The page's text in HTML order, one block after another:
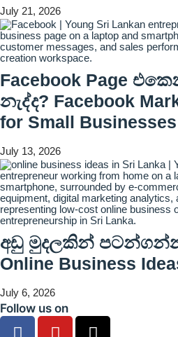
July 21, 2026
Facebook Page
නැද්ද? Facebook
for Small Businesses
July 13, 2026
අඩු මුදලකින්
Online Business
July 6, 2026
Follow us on